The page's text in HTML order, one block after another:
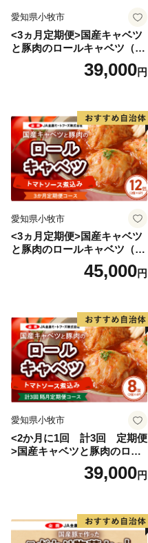
愛知県小牧市
<3ヵ月定期便>国産キャベツ
と豚肉のロールキャベツ（4P
39,000円
愛知県小牧市
<3ヵ月定期便>国産キャベツ
と豚肉のロールキャベツ（6P
45,000円
愛知県小牧市
<2か月に1回 計3回 定期便
>国産キャベツと豚肉のロー
ルキャベツ（4P入り）
39,000円